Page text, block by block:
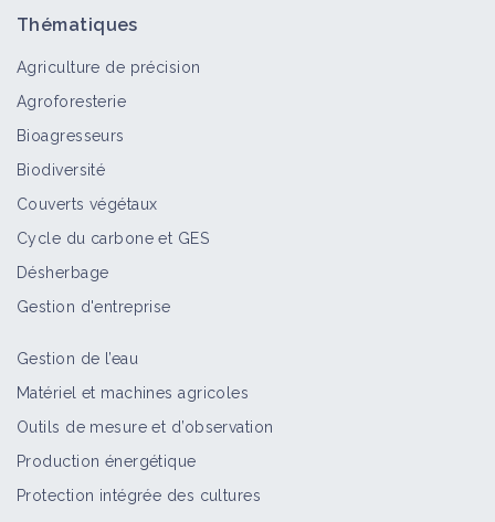
Thématiques
Agriculture de précision
Agroforesterie
Bioagresseurs
Biodiversité
Couverts végétaux
Cycle du carbone et GES
Désherbage
Gestion d'entreprise
Gestion de l’eau
Matériel et machines agricoles
Outils de mesure et d’observation
Production énergétique
Protection intégrée des cultures